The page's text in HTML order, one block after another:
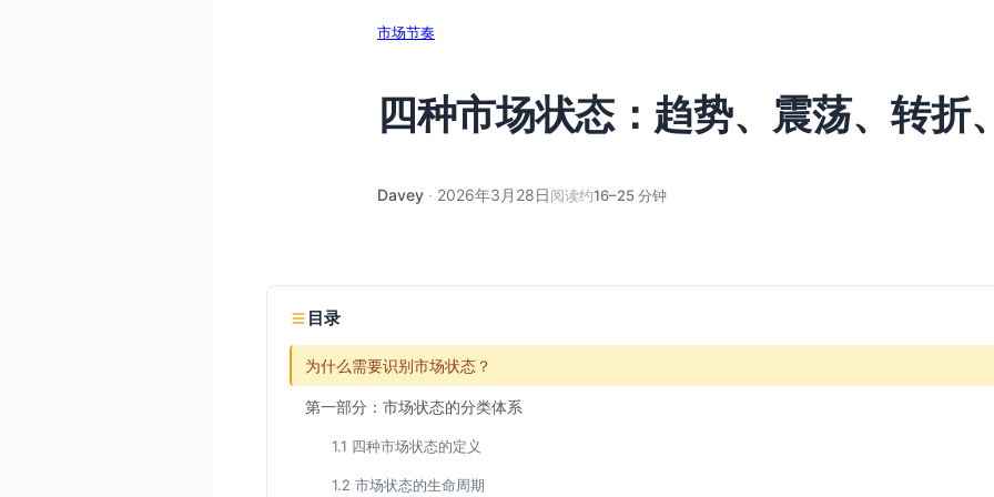
市场节奏
四种市场状态：趋势、震荡、转折
Davey · 2026年3月28日阅读约16–25 分钟
目录
为什么需要识别市场状态？
第一部分：市场状态的分类体系
1.1 四种市场状态的定义
1.2 市场状态的生命周期